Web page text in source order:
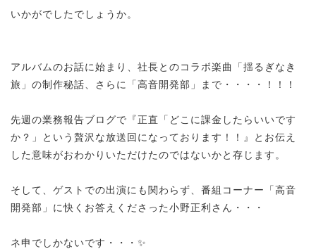
いかがでしたでしょうか。
アルバムのお話に始まり、社長とのコラボ楽曲「揺るぎなき
旅」の制作秘話、さらに「高音開発部」まで・・・・！！！
先週の業務報告ブログで『正直「どこに課金したらいいです
か？」という贅沢な放送回になっております！！
』とお伝え
した意味がおわかりいただけたのではないかと存じます。
そして、ゲストでの出演にも関わらず、番組コーナー「高音
開発部」に快くお答えくださった小野正利さん・・・
ネ申でしかないです・・・✨